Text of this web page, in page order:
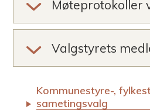
u
n
e
Møteprotokoller
Valgstyrets
Kommunestyre-,
sametingsvalg